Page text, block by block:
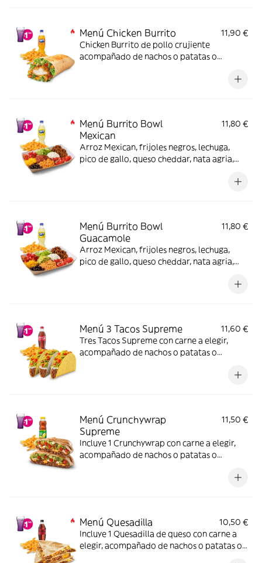
Menú Chicken Burrito
11,90 €
Chicken Burrito de pollo crujiente
acompañado de nachos o patatas o
Menú Burrito Bowl
Mexican
11,80 €
Arroz Mexican, frijoles negros, lechuga,
pico de gallo, queso cheddar, nata agria,
Menú Burrito Bowl
Guacamole
11,80 €
Arroz Mexican, frijoles negros, lechuga,
pico de gallo, queso cheddar, nata agria,
Menú 3 Tacos Supreme
11,60 €
Tres Tacos Supreme con carne a elegir,
acompañado de nachos o patatas o
Menú Crunchywrap
Supreme
11,50 €
Incluye 1 Crunchywrap con carne a elegir,
acompañado de nachos o patatas o
Menú Quesadilla
10,50 €
Incluye 1 Quesadilla de queso con carne a
elegir, acompañado de nachos o patatas o